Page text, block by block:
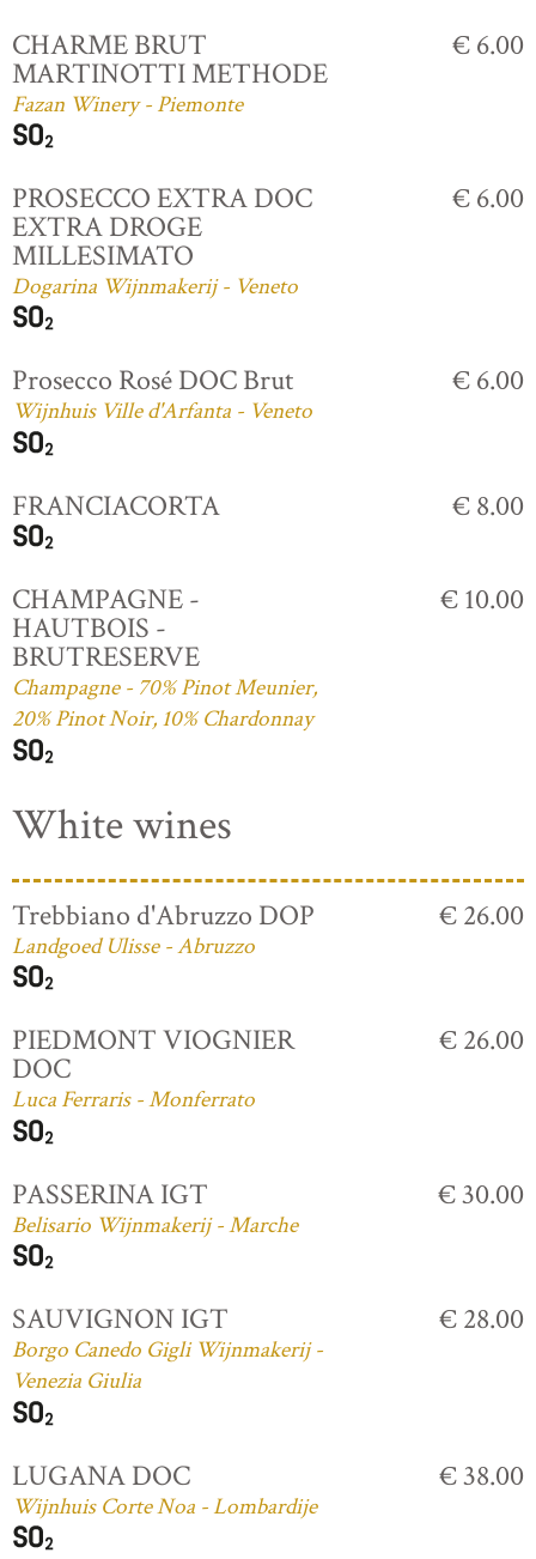
CHARME BRUT
MARTINOTTI METHODE
Fazan Winery - Piemonte
€ 6.00
PROSECCO EXTRA DOC
EXTRA DROGE
MILLESIMATO
Dogarina Wijnmakerij - Veneto
€ 6.00
Prosecco Rosé DOC Brut
Wijnhuis Ville d'Arfanta - Veneto
€ 6.00
FRANCIACORTA € 8.00
CHAMPAGNE -
HAUTBOIS -
BRUTRESERVE
Champagne - 70% Pinot Meunier,
20% Pinot Noir, 10% Chardonnay
€ 10.00
White wines
Trebbiano d'Abruzzo DOP
Landgoed Ulisse - Abruzzo
€ 26.00
PIEDMONT VIOGNIER
DOC
Luca Ferraris - Monferrato
€ 26.00
PASSERINA IGT
Belisario Wijnmakerij - Marche
€ 30.00
SAUVIGNON IGT
Borgo Canedo Gigli Wijnmakerij -
Venezia Giulia
€ 28.00
LUGANA DOC
Wijnhuis Corte Noa - Lombardije
€ 38.00